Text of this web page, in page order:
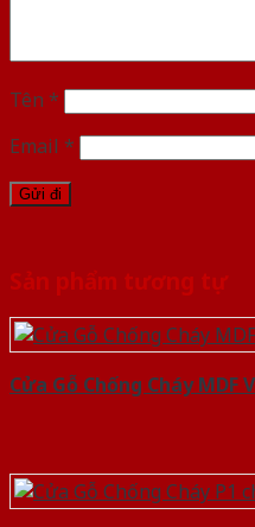
Tên *
Email *
Sản phẩm tương tự
Cửa Gỗ Chống Cháy MDF